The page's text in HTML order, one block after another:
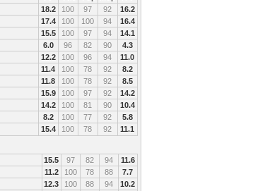
18.2 100 97 92
16.2
17.4 100 100 94
16.4
15.5 100 97 94
14.1
6.0 96 82 90
4.3
12.2 100 96 94
11.0
11.4 100 78 92
8.2
11.8 100 78 92
8.5
15.9 100 97 92
14.2
14.2 100 81 90
10.4
8.2 100 77 92
5.8
15.4 100 78 92 11.1
15.5 97 82 94
11.6
11.2 100 78 88
7.7
12.3 100 88 94
10.2